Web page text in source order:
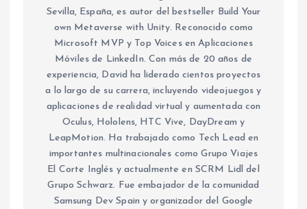
Sevilla, España, es autor del bestseller Build Your
own Metaverse with Unity. Reconocido como
Microsoft MVP y Top Voices en Aplicaciones
Móviles de LinkedIn. Con más de 20 años de
experiencia, David ha liderado cientos proyectos
a lo largo de su carrera, incluyendo videojuegos y
aplicaciones de realidad virtual y aumentada con
Oculus, Hololens, HTC Vive, DayDream y
LeapMotion. Ha trabajado como Tech Lead en
importantes multinacionales como Grupo Viajes
El Corte Inglés y actualmente en SCRM Lidl del
Grupo Schwarz. Fue embajador de la comunidad
Samsung Dev Spain y organizador del Google